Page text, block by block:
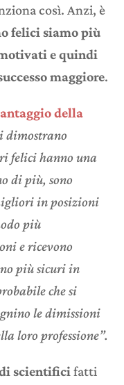
così. Anzi, è
felici siamo più
e quindi
maggiore.
della
dimostrano
felici hanno una
di più, sono
in posizioni
più
e ricevono
più sicuri in
che si
le dimissioni
loro professione”.
scientifici fatti